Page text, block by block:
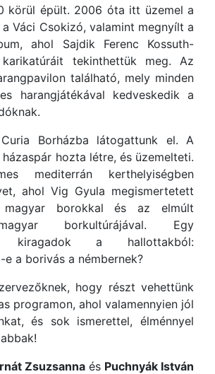
körül épült. 2006 óta itt üzemel a
a Váci Csokizó, valamint megnyílt a
ahol Sajdik Ferenc Kossuth-
tekinthettük meg. Az
található, mely minden
harangjátékával kedveskedik a
Borházba látogattunk el. A
hozta létre, és üzemelteti.
mediterrán kerthelyiségben
ahol Vig Gyula megismertetett
magyar borokkal és az elmúlt
borkultúrájával. Egy
kiragadok a hallottakból:
e a borivás a némbernek?
hogy részt vehettünk
programon, ahol valamennyien jól
és sok ismerettel, élménnyel
Zsuzsanna és Puchnyák István